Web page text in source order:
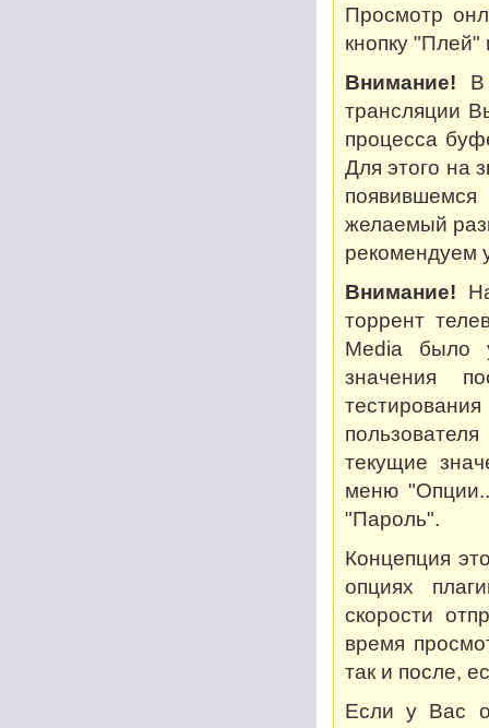
Просмотр
кнопку
Внимание! В
трансляции
процесса
Для этого на
желаемый
рекомендуем
Внимание!
торрент
Media было
значения
текущие
меню
"Пароль".
Концепция
опциях
скорости
время
так и после,
Если у Вас